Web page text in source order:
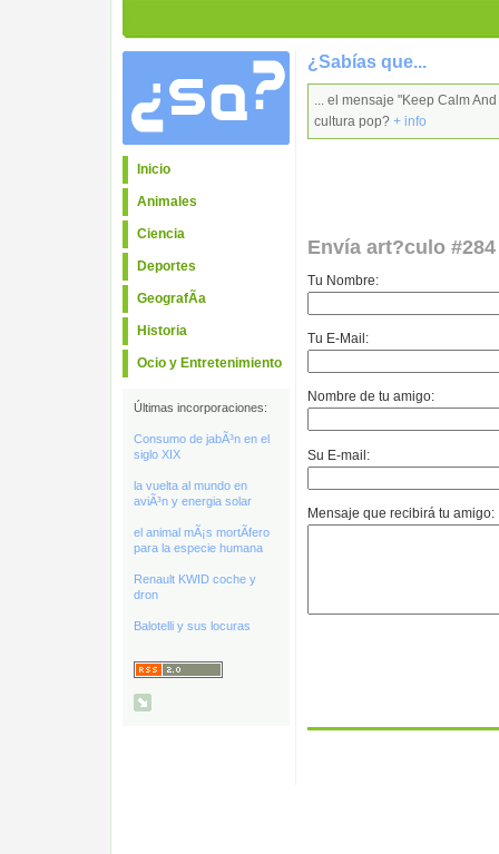
Inicio
Animales
Ciencia
Deportes
GeografÃ­a
Historia
Ocio y Entretenimiento
Últimas incorporaciones:
Consumo de jabÃ³n en el
siglo XIX
la vuelta al mundo en
aviÃ³n y energia solar
el animal mÃ¡s mortÃ­fero
para la especie humana
Renault KWID coche y
dron
Balotelli y sus locuras
¿Sabías que...
... el mensaje "Keep Calm
cultura pop? + info
Envía art?culo
Tu Nombre:
Tu E-Mail:
Nombre de tu amigo:
Su E-mail:
Mensaje que recibirá tu amigo: